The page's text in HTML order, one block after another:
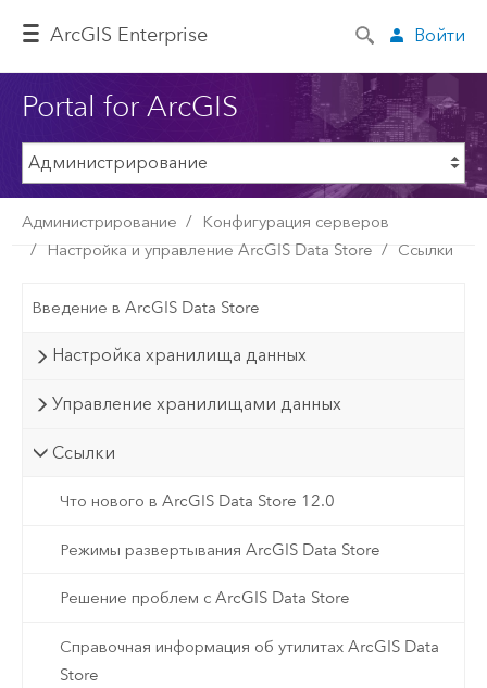
ArcGIS Enterprise Войти
Portal for ArcGIS
Администрирование
Конфигурация серверов
Настройка и управление ArcGIS Data Store
Ссылки
Введение в ArcGIS Data Store
Настройка хранилища данных
Управление хранилищами данных
Ссылки
Что нового в ArcGIS Data Store 12.0
Режимы развертывания ArcGIS Data Store
Решение проблем с ArcGIS Data Store
Справочная информация об утилитах ArcGIS Data
Store